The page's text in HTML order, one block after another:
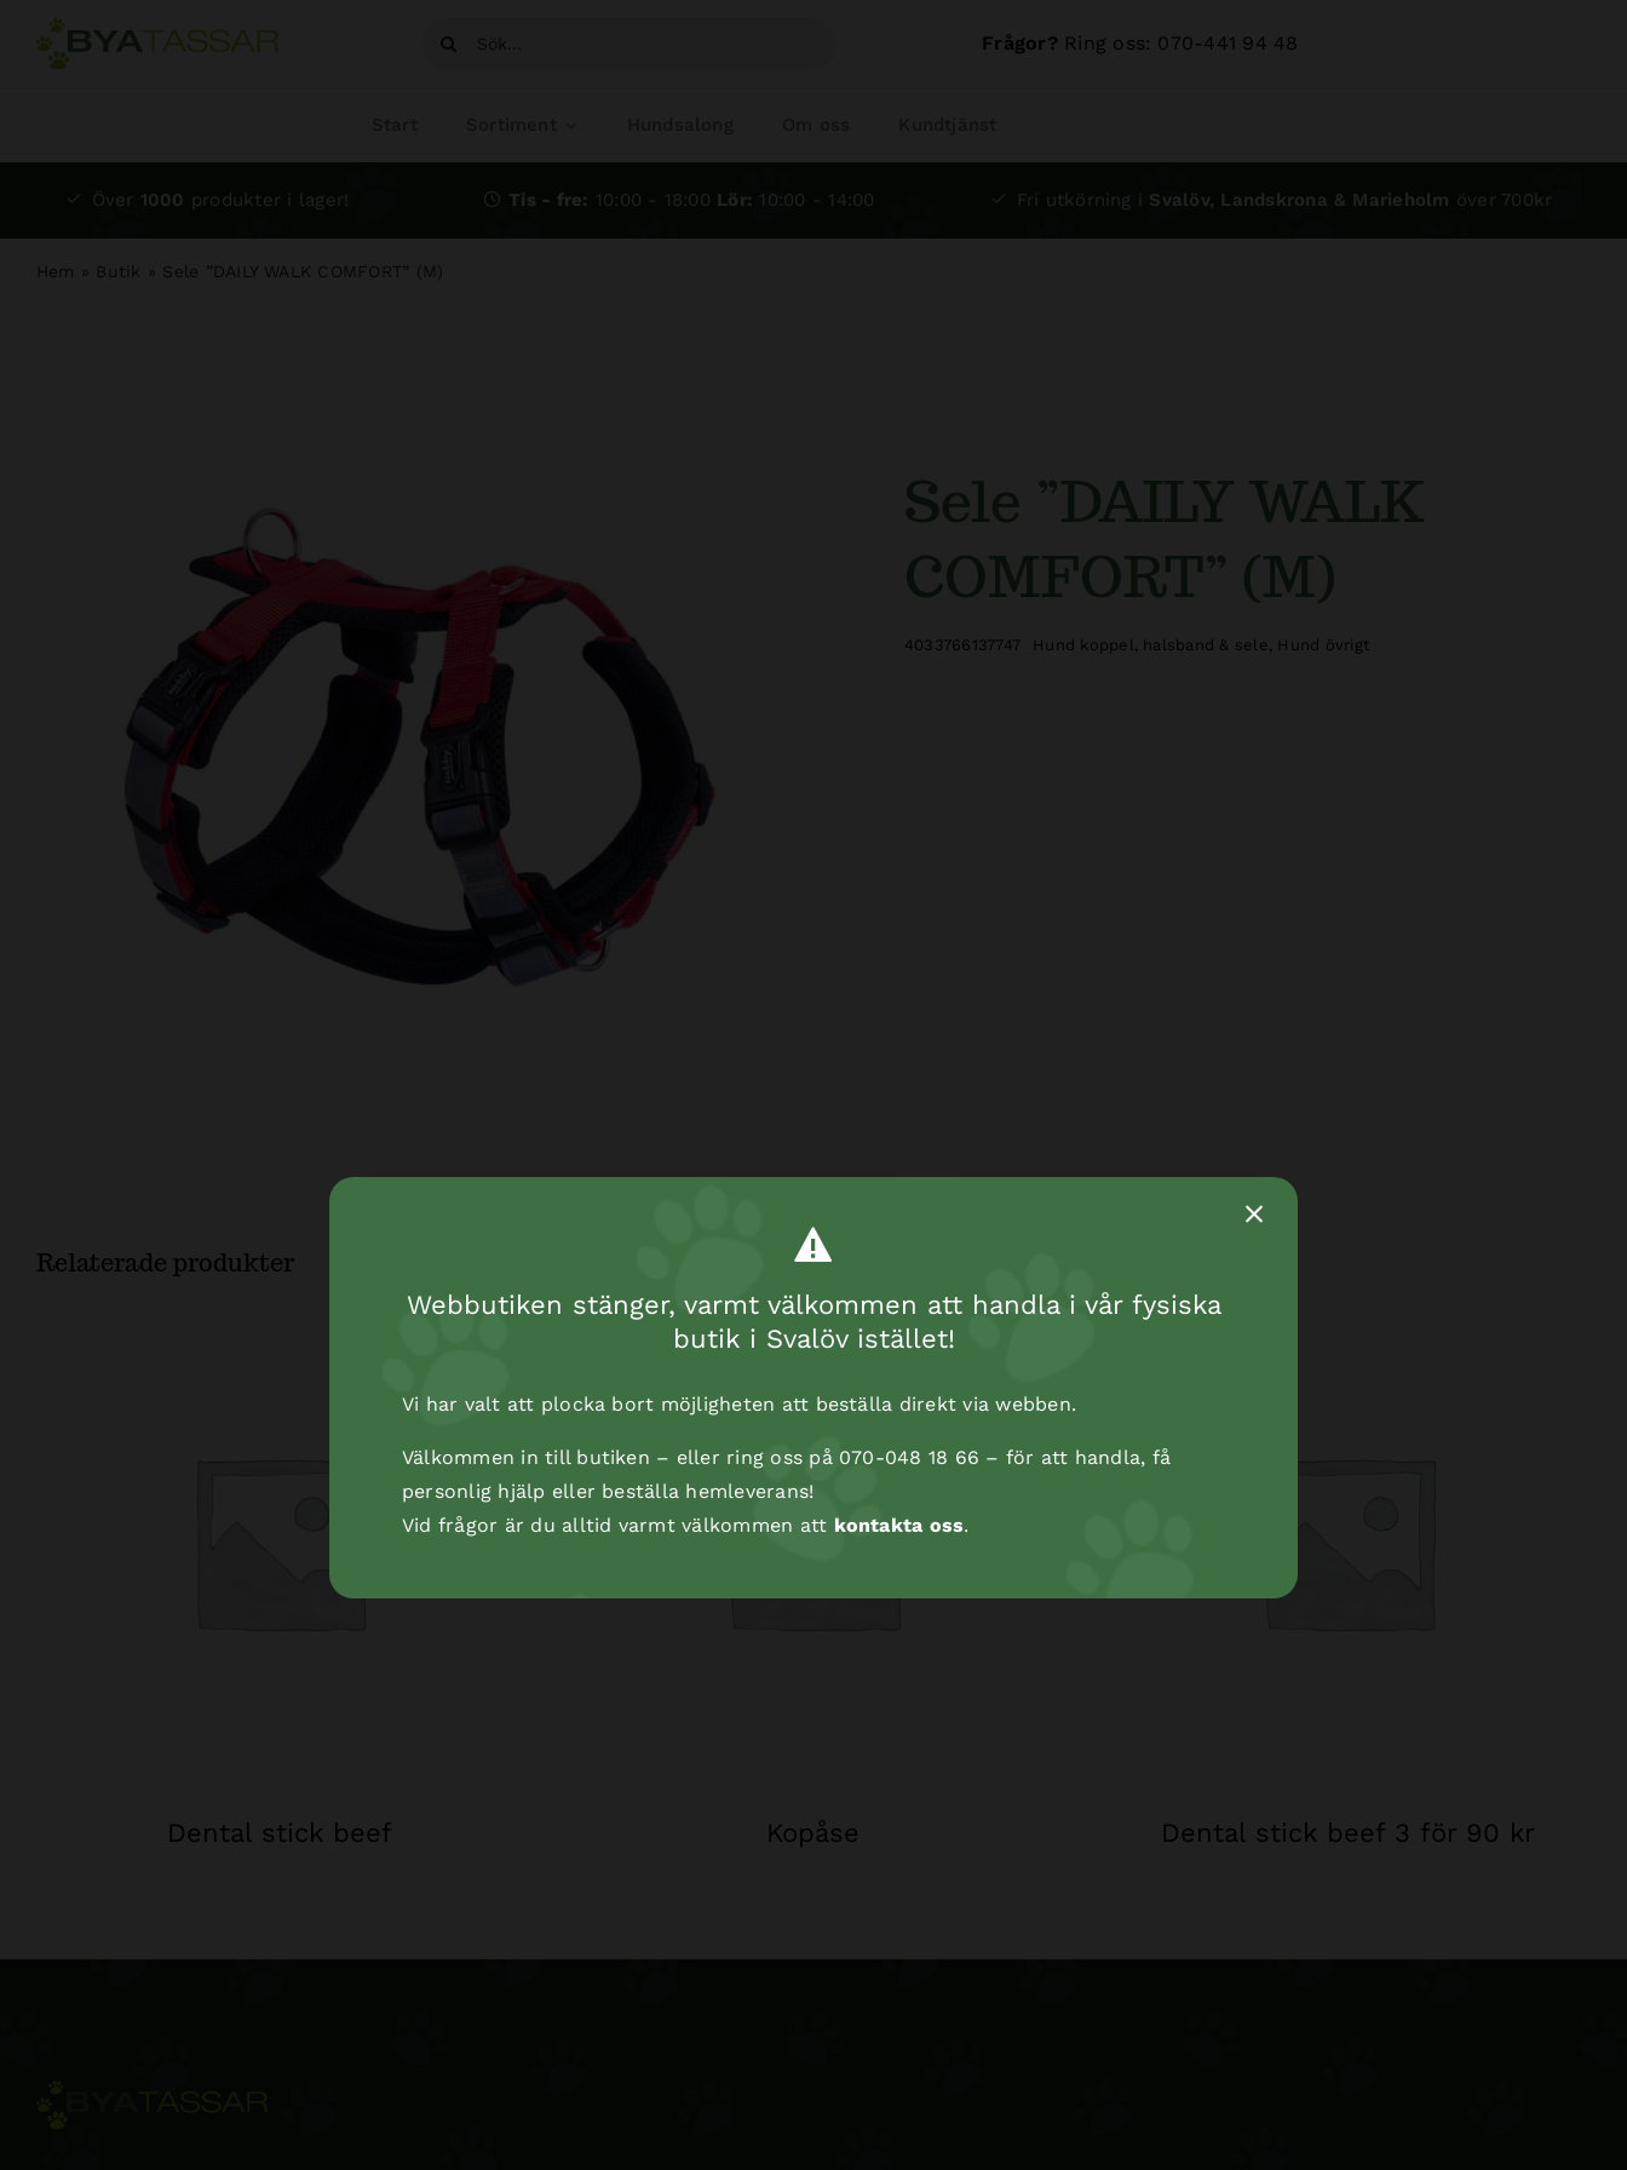
Fortsätt
Sök
Frågor? Ring oss: 070-441 94 48
Över 1000 produkter i lager! Tis - fre: 10:00 - 18:00 Lör: 10:00 - 14:00 Fri utkörning i Svalöv, Landskrona & Marieholm över 700kr
Hem » Butik » Sele ”DAILY WALK COMFORT” (M)
Sele ”DAILY WALK
COMFORT” (M)
4033766137747 Hund koppel, halsband & sele Hund övrigt
Relaterade produkter
Dental stick beef Kopåse Dental stick beef 3 för 90 kr
Webbutiken stänger, varmt välkommen att handla i vår fysiska
butik i Svalöv istället!
Vi har valt att plocka bort möjligheten att beställa direkt via webben.
Välkommen in till butiken – eller ring oss på 070-048 18 66 – för att handla, få
personlig hjälp eller beställa hemleverans!
Vid frågor är du alltid varmt välkommen att kontakta oss.